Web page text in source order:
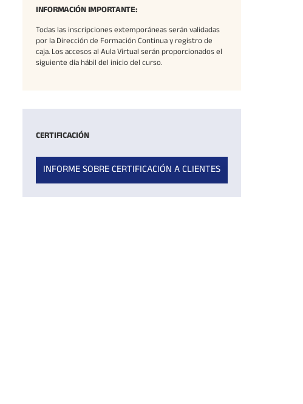
INFORMACIÓN IMPORTANTE:
Todas las inscripciones extemporáneas serán validadas
por la Dirección de Formación Continua y registro de
caja. Los accesos al Aula Virtual serán proporcionados el
siguiente día hábil del inicio del curso.
CERTIFICACIÓN
INFORME SOBRE CERTIFICACIÓN A CLIENTES